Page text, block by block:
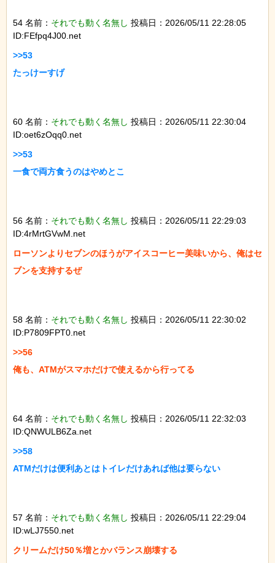
54 名前： それでも動く名無し 投稿日：2026/05/11 22:28:05
ID:FEfpq4J00.net
>>53
たっけーすげ
60 名前： それでも動く名無し 投稿日：2026/05/11 22:30:04
ID:oet6zOqq0.net
>>53
一食で両方食うのはやめとこ
56 名前： それでも動く名無し 投稿日：2026/05/11 22:29:03
ID:4rMrtGVwM.net
ローソンよりセブンのほうがアイスコーヒー美味いから、俺はセ
ブンを支持するぜ
58 名前： それでも動く名無し 投稿日：2026/05/11 22:30:02
ID:P7809FPT0.net
>>56
俺も、ATMがスマホだけで使えるから行ってる
64 名前： それでも動く名無し 投稿日：2026/05/11 22:32:03
ID:QNWULB6Za.net
>>58
ATMだけは便利あとはトイレだけあれば他は要らない
57 名前： それでも動く名無し 投稿日：2026/05/11 22:29:04
ID:wLJ7550.net
クリームだけ50％増とかバランス崩壊する